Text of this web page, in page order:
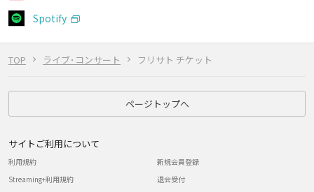
TOP ライブ･コンサート フリサト チケット
Spotify
ページトップへ
サイトご利用について
利用規約
Streaming+利用規約
新規会員登録
退会受付